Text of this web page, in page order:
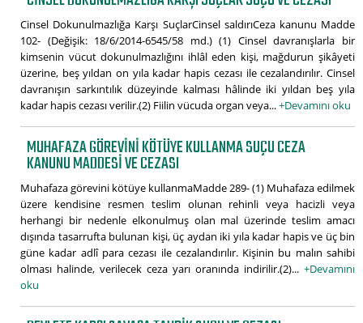
Cinsel Dokunulmazlığa Karşı SuçlarCinsel saldırıCeza kanunu Madde
102- (Değişik: 18/6/2014-6545/58 md.) (1) Cinsel davranışlarla bir
kimsenin vücut dokunulmazlığını ihlâl eden kişi, mağdurun şikâyeti
üzerine, beş yıldan on yıla kadar hapis cezası ile cezalandırılır. Cinsel
davranışın sarkıntılık düzeyinde kalması hâlinde iki yıldan beş yıla
kadar hapis cezası verilir.(2) Fiilin vücuda organ veya...+Devamını oku
MUHAFAZA GÖREVINI KÖTÜYE KULLANMA SUÇU CEZA
KANUNU MADDESI VE CEZASI
Muhafaza görevini kötüye kullanmaMadde 289- (1) Muhafaza edilmek
üzere kendisine resmen teslim olunan rehinli veya hacizli veya
herhangi bir nedenle elkonulmuş olan mal üzerinde teslim amacı
dışında tasarrufta bulunan kişi, üç aydan iki yıla kadar hapis ve üç bin
güne kadar adlî para cezası ile cezalandırılır. Kişinin bu malın sahibi
olması halinde, verilecek ceza yarı oranında indirilir.(2)... +Devamını
oku